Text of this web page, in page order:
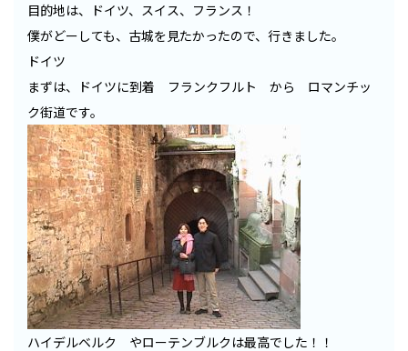
目的地は、ドイツ、スイス、フランス！
僕がどーしても、古城を見たかったので、行きました。
ドイツ
まずは、ドイツに到着 フランクフルト から ロマンチッ
ク街道です。
ハイデルベルク やローテンブルクは最高でした！！